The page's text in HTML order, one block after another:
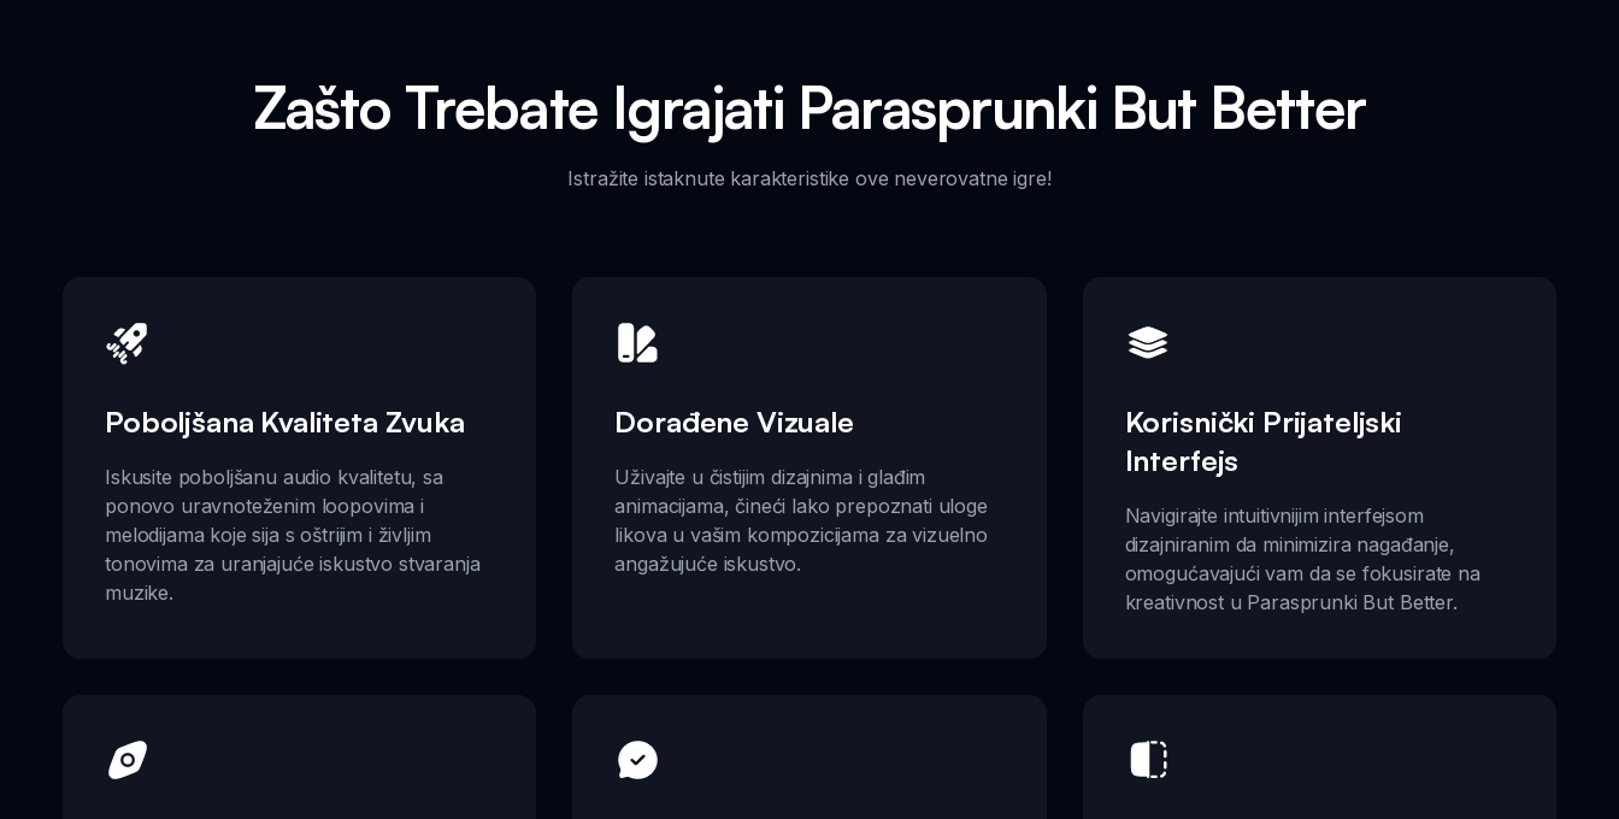
Zašto Trebate Igrajati Parasprunki But Better
Istražite istaknute karakteristike ove neverovatne igre!
Poboljšana Kvaliteta Zvuka
Iskusite poboljšanu audio kvalitetu, sa
ponovo uravnoteženim loopovima i
melodijama koje sija s oštrijim i življim
tonovima za uranjajuće iskustvo stvaranja
muzike.
Dorađene Vizuale
Uživajte u čistijim dizajnima i glađim
animacijama, čineći lako prepoznati uloge
likova u vašim kompozicijama za vizuelno
angažujuće iskustvo.
Korisnički Prijateljski
Interfejs
Navigirajte intuitivnijim interfejsom
dizajniranim da minimizira nagađanje,
omogućavajući vam da se fokusirate na
kreativnost u Parasprunki But Better.